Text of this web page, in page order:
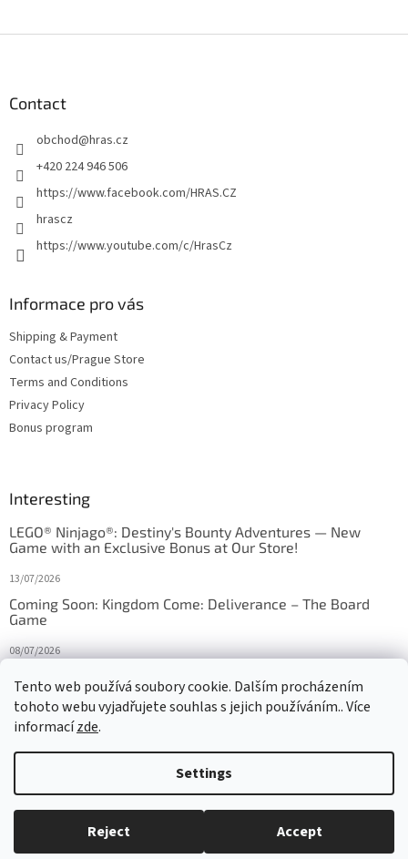
Tento web používá soubory cookie. Dalším procházením
tohoto webu vyjadřujete souhlas s jejich používáním.. Více
informacízde.
Settings
Reject Accept
Contact
obchod@hras.cz
+420 224 946 506
https://www.facebook.com/HRAS.CZ
hrascz
https://www.youtube.com/c/HrasCz
Informace pro vás
Shipping & Payment
Contact us/Prague Store
Terms and Conditions
Privacy Policy
Bonus program
Interesting
LEGO® Ninjago®: Destiny's Bounty Adventures — New
Game with an Exclusive Bonus at Our Store!
13/07/2026
Coming Soon: Kingdom Come: Deliverance – The Board
Game
08/07/2026
27/10/2025
Created by Shoptet
Copyright 2026HRAS Edit cookie settings